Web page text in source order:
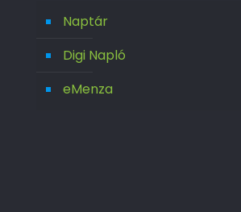
Naptár
Digi Napló
eMenza